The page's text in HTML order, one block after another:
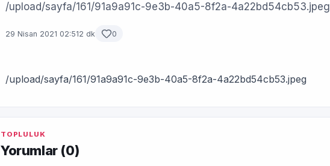
/upload/sayfa/161/91a9a91c-9e3b-40a5-8f2a-4a22bd54cb53.jpeg
29 Nisan 2021 02:512 dk 0
/upload/sayfa/161/91a9a91c-9e3b-40a5-8f2a-4a22bd54cb53.jpeg
TOPLULUK
Yorumlar (0)